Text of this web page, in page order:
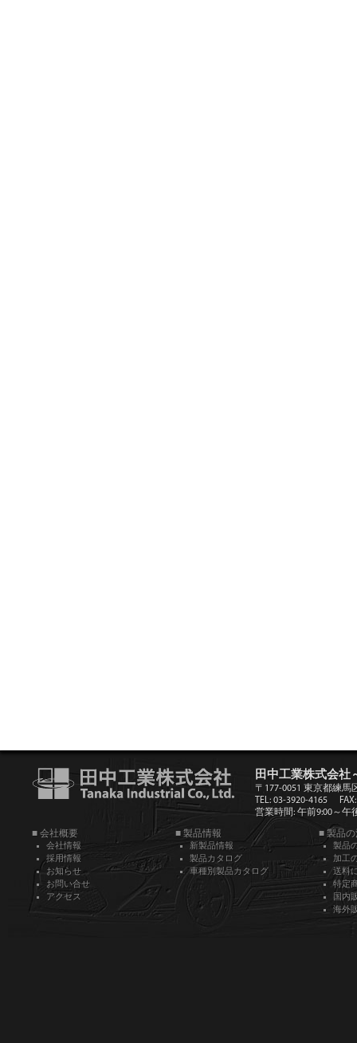
田中工業株式会社
〒177-0051 東京都練馬
TEL: 03-3920-4165
営業時間: 午前9:00～午
■ 会社概要
会社情報
採用情報
お知らせ
お問い合せ
アクセス
■ 製品情報
新製品情報
製品カタログ
車種別製品カタログ
■ 製品
製品
加工
送料
特定
国内
海外